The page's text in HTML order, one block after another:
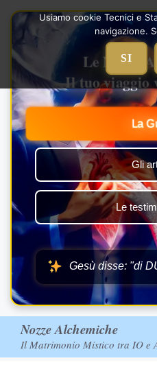
Vai
contenuto
Le Nozze
Il tuo viaggio
La
Gli
Le
Gesù disse: "di
Nozze Alchemiche
Il Matrimonio Mistico tra IO e
Usiamo cookie Tecnici e
navigazione.
SI